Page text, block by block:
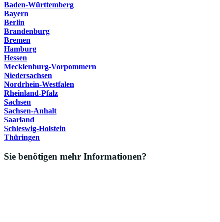
Baden-Württemberg
Bayern
Berlin
Brandenburg
Bremen
Hamburg
Hessen
Mecklenburg-Vorpommern
Niedersachsen
Nordrhein-Westfalen
Rheinland-Pfalz
Sachsen
Sachsen-Anhalt
Saarland
Schleswig-Holstein
Thüringen
Sie benötigen mehr Informationen?